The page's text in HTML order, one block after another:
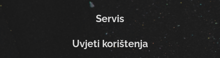
Servis
Uvjeti korištenja